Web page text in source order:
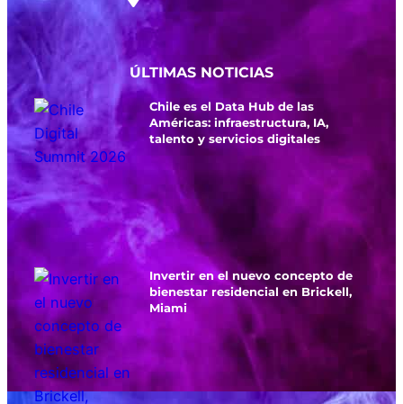
ÚLTIMAS NOTICIAS
Chile es el Data Hub de las
Américas: infraestructura, IA,
talento y servicios digitales
Invertir en el nuevo concepto de
bienestar residencial en Brickell,
Miami